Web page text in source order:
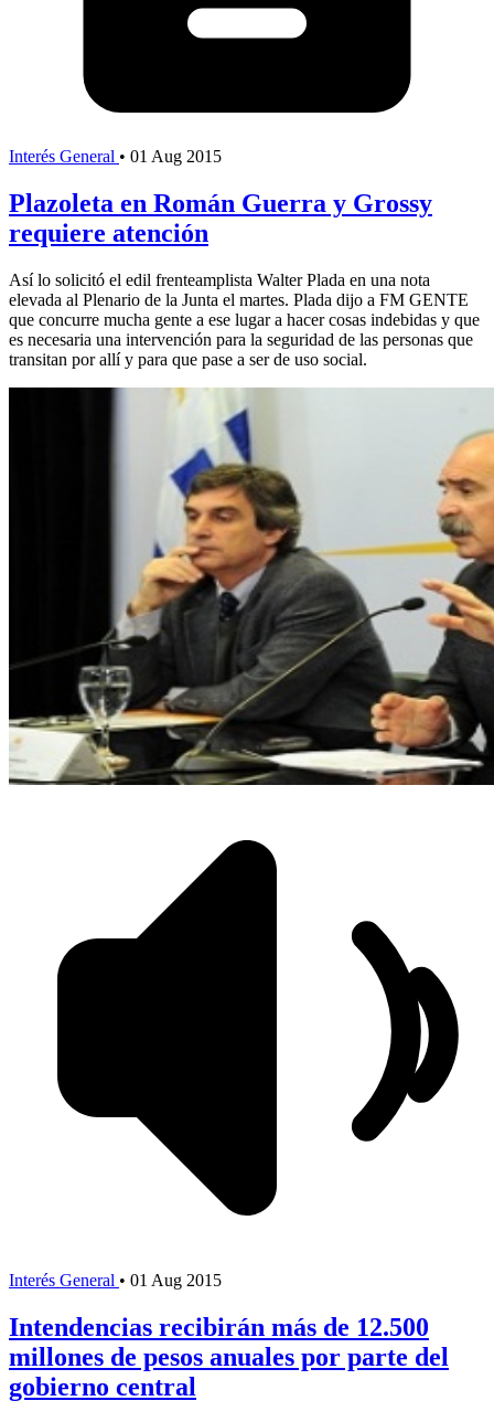
Interés General • 01 Aug 2015
Plazoleta en Román Guerra y Grossy
requiere atención
Así lo solicitó el edil frenteamplista Walter Plada en una nota
elevada al Plenario de la Junta el martes. Plada dijo a FM GENTE
que concurre mucha gente a ese lugar a hacer cosas indebidas y que
es necesaria una intervención para la seguridad de las personas que
transitan por allí y para que pase a ser de uso social.
Interés General • 01 Aug 2015
Intendencias recibirán más de 12.500
millones de pesos anuales por parte del
gobierno central